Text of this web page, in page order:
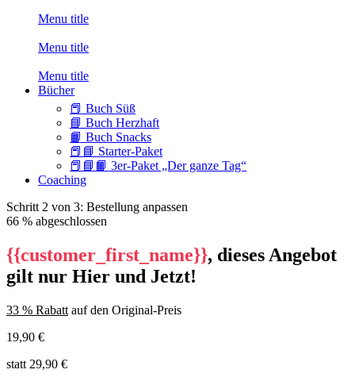
Menu title
Menu title
Menu title
Bücher
📕 Buch Süß
📘 Buch Herzhaft
📙 Buch Snacks
📕📘 Starter-Paket
📕📘📙 3er-Paket „Der ganze Tag“
Coaching
Schritt 2 von 3: Bestellung anpassen
66 % abgeschlossen
{{customer_first_name}}, dieses Angebot
gilt nur Hier und Jetzt!
33 % Rabatt auf den Original-Preis
19,90 €
statt 29,90 €